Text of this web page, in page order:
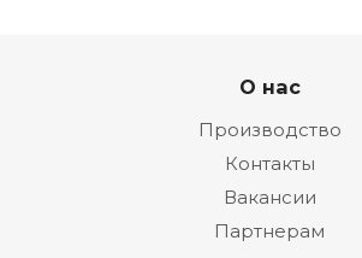
О нас
Производство
Контакты
Вакансии
Партнерам